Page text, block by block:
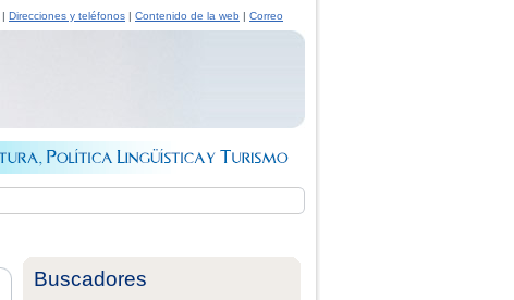
| Direcciones y teléfonos | Contenido de la web | Correo
Buscadores